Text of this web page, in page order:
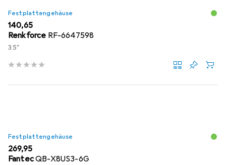
Festplattengehäuse
EUR
140,65
Renkforce RF-6647598
3.5"
Festplattengehäuse
EUR
269,95
FantecQB-X8US3-6G